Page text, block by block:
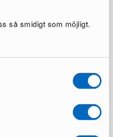
så smidigt som möjligt.
1 varastossa ·